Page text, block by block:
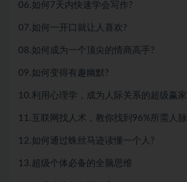
06.如何7天内快速学会写作?
07.如何一开口就让人喜欢?
08.如何成为一个顶尖的情商高手?
09.如何变得有趣幽默?
10.利用心理学，成为人际关系的超级赢家
11.互联网找人术，教你找到96%所需人脉
12.如何通过蛛丝马迹读懂一个人?
13.超级个体必备的全脑思维